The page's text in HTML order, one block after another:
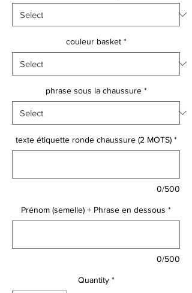
couleur basket *
phrase sous la chaussure *
texte étiquette ronde chaussure (2 MOTS) *
0/500
Prénom (semelle) + Phrase en dessous *
0/500
Quantity *